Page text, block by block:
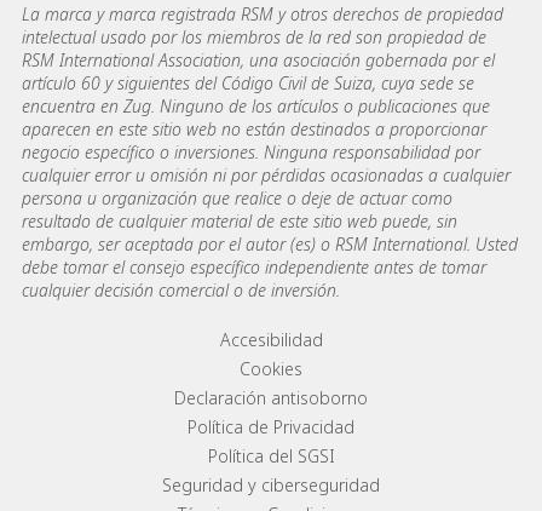
La marca y marca registrada RSM y otros derechos de propiedad
intelectual usado por los miembros de la red son propiedad de
RSM International Association, una asociación gobernada por el
artículo 60 y siguientes del Código Civil de Suiza, cuya sede se
encuentra en Zug. Ninguno de los artículos o publicaciones que
aparecen en este sitio web no están destinados a proporcionar
negocio específico o inversiones. Ninguna responsabilidad por
cualquier error u omisión ni por pérdidas ocasionadas a cualquier
persona u organización que realice o deje de actuar como
resultado de cualquier material de este sitio web puede, sin
embargo, ser aceptada por el autor (es) o RSM International. Usted
debe tomar el consejo específico independiente antes de tomar
cualquier decisión comercial o de inversión.
Footer menu linksAccesibilidad
Cookies
Declaración antisoborno
Política de Privacidad
Política del SGSI
Seguridad y ciberseguridad